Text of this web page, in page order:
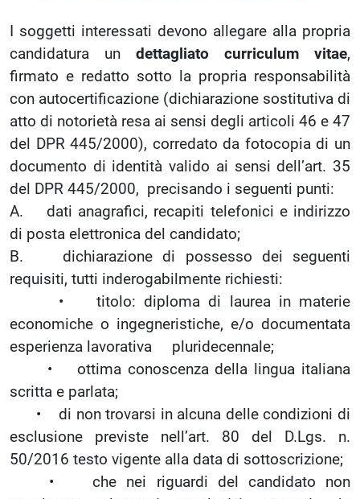
I soggetti interessati devono allegare alla propria
candidatura un dettagliato curriculum vitae,
firmato e redatto sotto la propria responsabilità
con autocertificazione (dichiarazione sostitutiva di
atto di notorietà resa ai sensi degli articoli 46 e 47
del DPR 445/2000), corredato da fotocopia di un
documento di identità valido ai sensi dell’art. 35
del DPR 445/2000, precisando i seguenti punti:
A. dati anagrafici, recapiti telefonici e indirizzo
di posta elettronica del candidato;
B. dichiarazione di possesso dei seguenti
requisiti, tutti inderogabilmente richiesti:
• titolo: diploma di laurea in materie
economiche o ingegneristiche, e/o documentata
esperienza lavorativa pluridecennale;
• ottima conoscenza della lingua italiana
scritta e parlata;
• di non trovarsi in alcuna delle condizioni di
esclusione previste nell’art. 80 del D.Lgs. n.
50/2016 testo vigente alla data di sottoscrizione;
• che nei riguardi del candidato non